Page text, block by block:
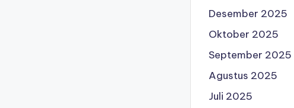
Desember 2025
Oktober 2025
September 2025
Agustus 2025
Juli 2025